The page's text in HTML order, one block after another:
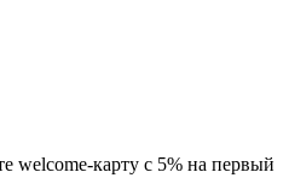
welcome-карту с 5% на первый